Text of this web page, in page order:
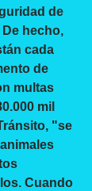
de
hecho,
cada
de
multas
mil
"se
Cuando